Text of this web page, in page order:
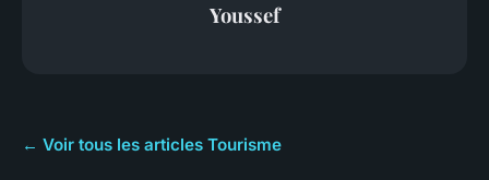
Youssef
← Voir tous les articles Tourisme